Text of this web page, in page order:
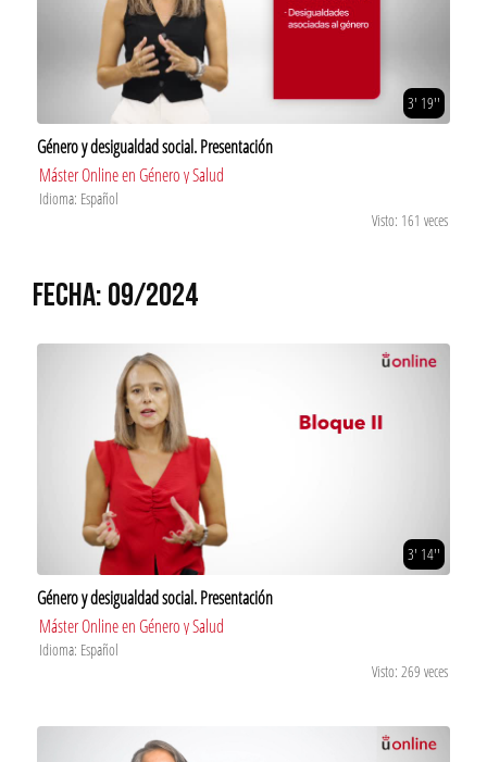
3' 19''
Género y desigualdad social. Presentación
Máster Online en Género y Salud
Idioma: Español
Visto: 161 veces
FECHA: 09/2024
3' 14''
Género y desigualdad social. Presentación
Máster Online en Género y Salud
Idioma: Español
Visto: 269 veces